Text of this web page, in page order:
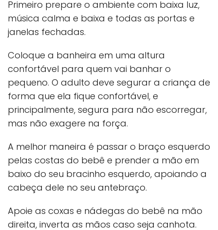
Primeiro prepare o ambiente com baixa luz,
música calma e baixa e todas as portas e
janelas fechadas.
Coloque a banheira em uma altura
confortável para quem vai banhar o
pequeno. O adulto deve segurar a criança de
forma que ela fique confortável, e
principalmente, segura para não escorregar,
mas não exagere na força.
A melhor maneira é passar o braço esquerdo
pelas costas do bebê e prender a mão em
baixo do seu bracinho esquerdo, apoiando a
cabeça dele no seu antebraço.
Apoie as coxas e nádegas do bebê na mão
direita, inverta as mãos caso seja canhota.